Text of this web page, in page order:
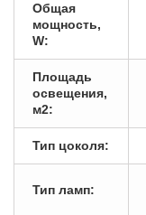
Общая
мощность,
W:
Площадь
освещения,
м2:
Тип цоколя:
Тип ламп: